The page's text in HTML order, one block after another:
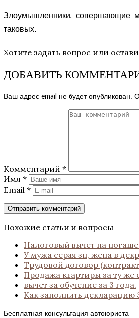
Злоумышленники, совершающие
таковых.
Хотите задать вопрос или
ДОБАВИТЬ
Ваш адрес email не будет опубликован.
Комментарий *
Имя *
Email *
Похожие статьи и вопросы
Налоговый вычет на
У мужа серая зп, жена в
Трудовой договор
Продажа квартиры за ту же
вычет за обучение за 3 года.
Как заполнить декларацию
Бесплатная консультация автоюриста